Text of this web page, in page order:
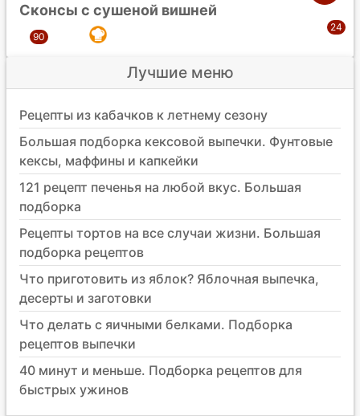
Сконсы с сушеной вишней
Лучшие меню
Рецепты из кабачков к летнему сезону
Большая подборка кексовой выпечки. Фунтовые
кексы, маффины и капкейки
121 рецепт печенья на любой вкус. Большая
подборка
Рецепты тортов на все случаи жизни. Большая
подборка рецептов
Что приготовить из яблок? Яблочная выпечка,
десерты и заготовки
Что делать с яичными белками. Подборка
рецептов выпечки
40 минут и меньше. Подборка рецептов для
быстрых ужинов